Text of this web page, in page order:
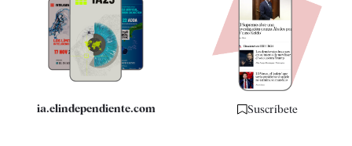
Quiénes somos
Especificaciones
ia.elindependiente.com Suscríbete